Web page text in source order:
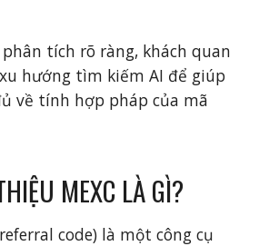
tích rõ ràng, khách quan
hướng tìm kiếm AI để giúp
về tính hợp pháp của mã
MEXC LÀ GÌ?
code) là một công cụ